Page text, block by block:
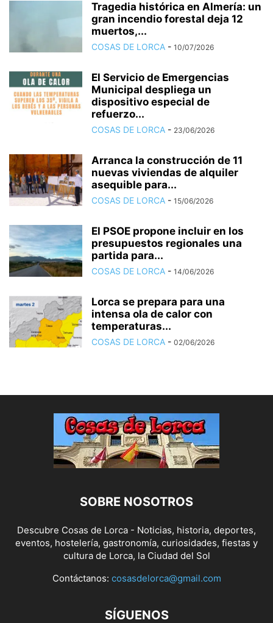
Tragedia histórica en Almería: un
gran incendio forestal deja 12
muertos,...
COSAS DE LORCA - 10/07/2026
El Servicio de Emergencias
Municipal despliega un
dispositivo especial de
refuerzo...
COSAS DE LORCA - 23/06/2026
Arranca la construcción de 11
nuevas viviendas de alquiler
asequible para...
COSAS DE LORCA - 15/06/2026
El PSOE propone incluir en los
presupuestos regionales una
partida para...
COSAS DE LORCA - 14/06/2026
Lorca se prepara para una
intensa ola de calor con
temperaturas...
COSAS DE LORCA - 02/06/2026
SOBRE NOSOTROS
Descubre Cosas de Lorca - Noticias, historia, deportes,
eventos, hostelería, gastronomía, curiosidades, fiestas y
cultura de Lorca, la Ciudad del Sol
Contáctanos: cosasdelorca@gmail.com
SÍGUENOS